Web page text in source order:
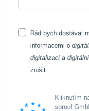
Rád bych dostával
informacemi o
digitalizaci a
zrušit.
Kliknutím
sproof